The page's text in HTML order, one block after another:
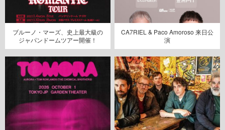
ブルーノ・マーズ、史上最大級の
ジャパンドームツアー開催！
CA7RIEL & Paco Amoroso 来日公
演